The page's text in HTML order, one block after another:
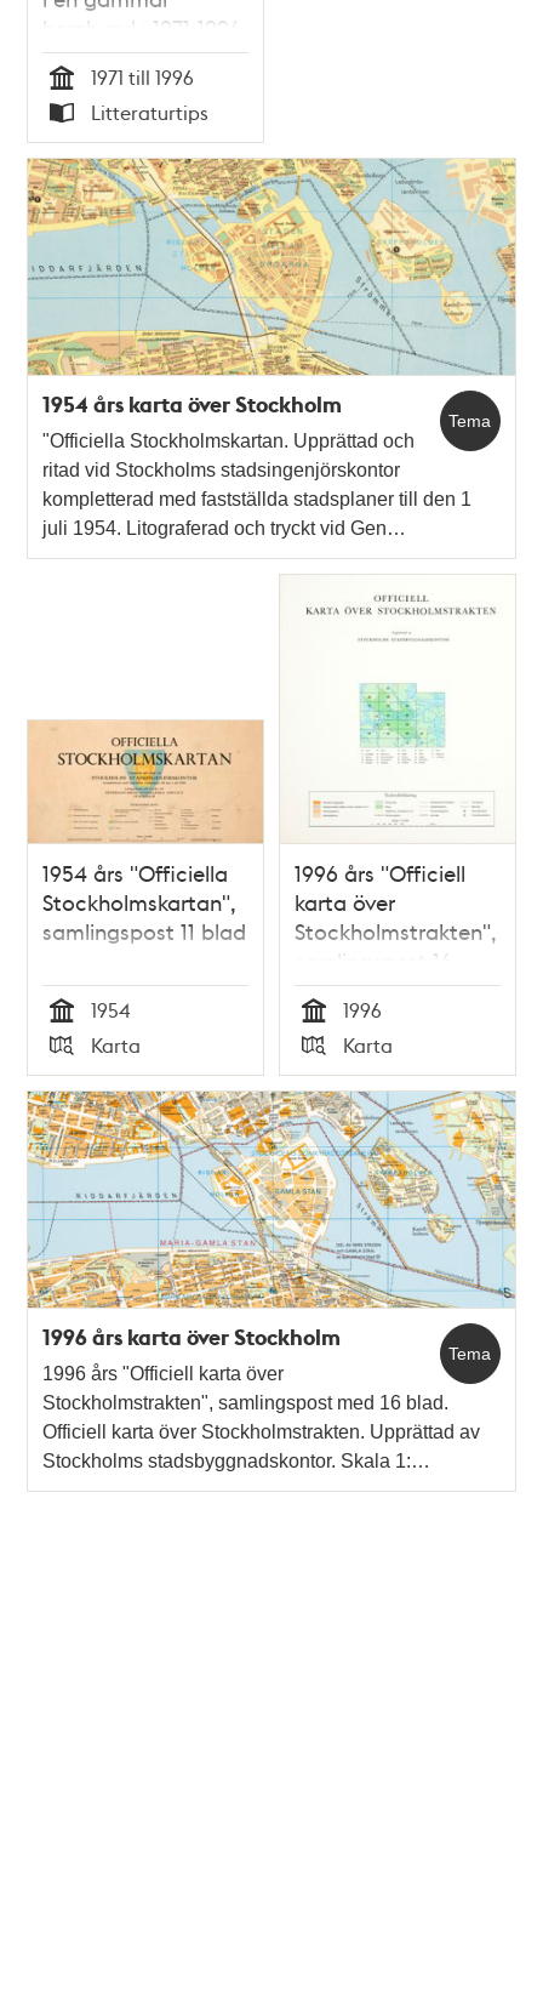
hembygd : 1971-1996
Tid
1971 till 1996
Typ
Litteraturtips
Tema
1954 års karta över Stockholm
"Officiella Stockholmskartan. Upprättad och
ritad vid Stockholms stadsingenjörskontor
kompletterad med fastställda stadsplaner till den 1
juli 1954. Litograferad och tryckt vid Gen…
1954 års "Officiella
Stockholmskartan",
samlingspost 11 blad
Tid
1954
Typ
Karta
1996 års "Officiell
karta över
Stockholmstrakten",
samlingspost 16
blad
Tid
1996
Typ
Karta
Tema
1996 års karta över Stockholm
1996 års "Officiell karta över
Stockholmstrakten", samlingspost med 16 blad.
Officiell karta över Stockholmstrakten. Upprättad av
Stockholms stadsbyggnadskontor. Skala 1:…